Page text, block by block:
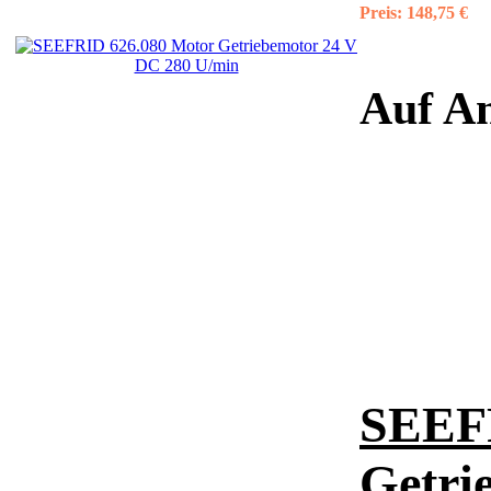
Preis: 148,75 €
Auf